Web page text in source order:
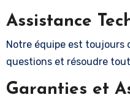
Assistance
Notre équipe est toujours
questions et résoudre
Garanties et